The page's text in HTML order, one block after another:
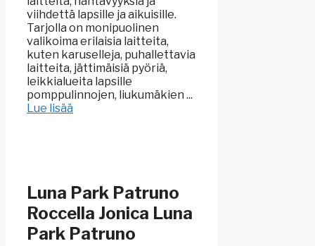
viihdettä lapsille ja aikuisille.
Tarjolla on monipuolinen
valikoima erilaisia laitteita,
kuten karuselleja, puhallettavia
laitteita, jättimäisiä pyöriä,
leikkialueita lapsille
pomppulinnojen, liukumäkien ...
Lue lisää
Luna Park Patruno
Roccella Jonica Luna
Park Patruno